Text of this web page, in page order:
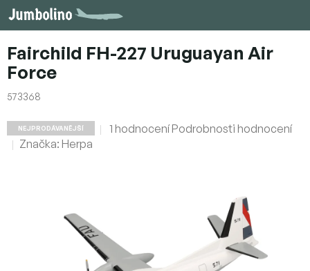
Přejít
na
Fairchild FH-227 Uruguayan Air
Force
573368
NEJPRODÁVANĚJŠÍ
Průměrné
hvězdiček.
1 hodnocení Podrobnosti hodnocení
Značka: Herpa